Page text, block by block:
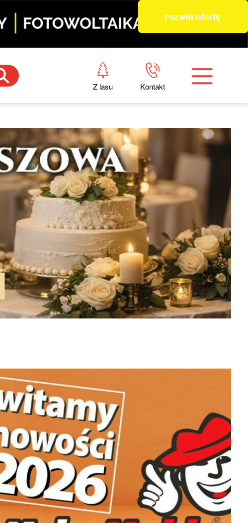
rozwiń ofertę
Z lasu Kontakt